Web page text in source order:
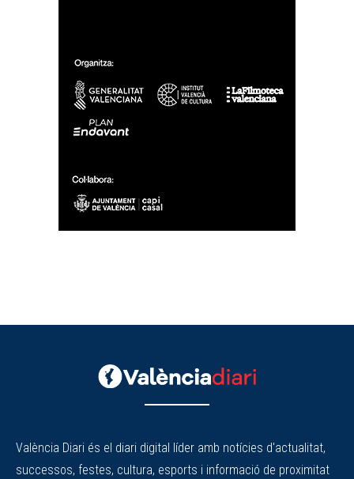
València Diari és el diari digital líder amb notícies d'actualitat,
successos, festes, cultura, esports i informació de proximitat